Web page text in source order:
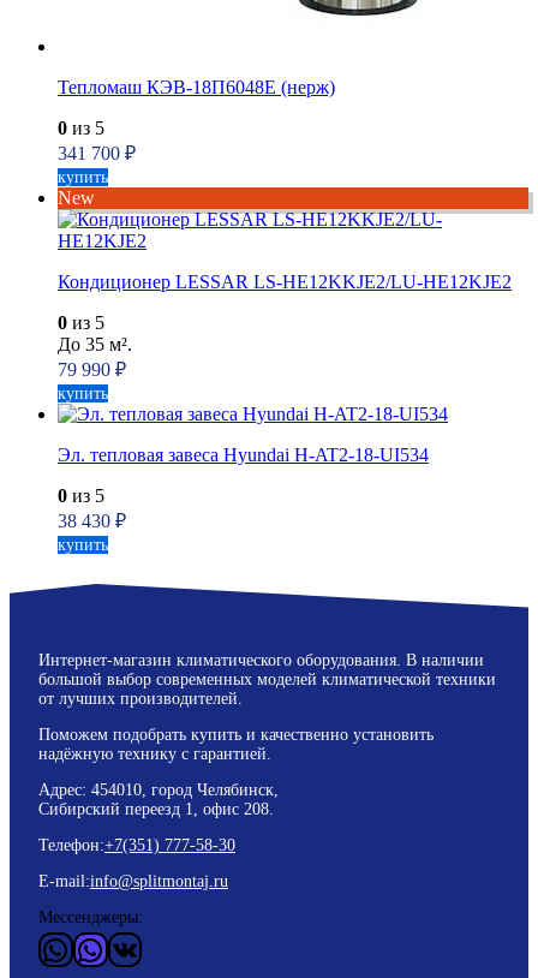
Тепломаш КЭВ-18П6048Е (нерж)
0 из 5
341 700 ₽
купить
New
Кондиционер LESSAR LS-HE12KKJE2/LU-HE12KJE2
0 из 5
До 35 м².
79 990 ₽
купить
Эл. тепловая завеса Hyundai H-AT2-18-UI534
0 из 5
38 430 ₽
купить
Интернет-магазин климатического оборудования. В наличии
большой выбор современных моделей климатической техники
от лучших производителей.
Поможем подобрать купить и качественно установить
надёжную технику с гарантией.
Адрес: 454010, город Челябинск,
Сибирский переезд 1, офис 208.
Телефон:+7(351) 777-58-30
E-mail:info@splitmontaj.ru
Мессенджеры:
WhatsApp
ViderВКонтакте